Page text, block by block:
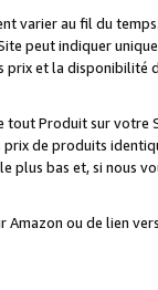
varier au fil du
peut indiquer
et la disponibilité
tout Produit sur
de produits
plus bas et, si nous
Amazon ou de lien